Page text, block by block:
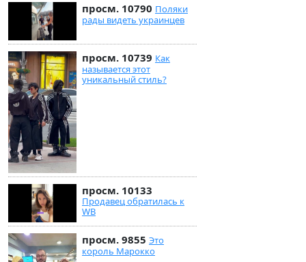
просм. 10790 Поляки
рады видеть украинцев
просм. 10739 Как
называется этот
уникальный стиль?
просм. 10133
Продавец обратилась к
WB
просм. 9855 Это
король Марокко